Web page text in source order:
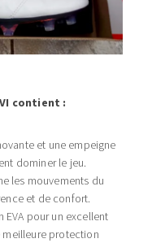
contient :
et une empeigne
dominer le jeu.
les mouvements du
et de confort.
pour un excellent
meilleure protection